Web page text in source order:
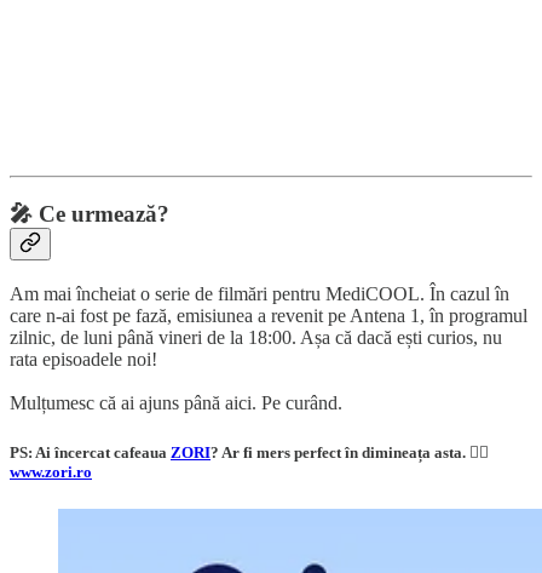
🎤 Ce urmează?
Am mai încheiat o serie de filmări pentru MediCOOL. În cazul în
care n-ai fost pe fază, emisiunea a revenit pe Antena 1, în programul
zilnic, de luni până vineri de la 18:00. Așa că dacă ești curios, nu
rata episoadele noi!
Mulțumesc că ai ajuns până aici. Pe curând.
PS: Ai încercat cafeaua ZORI? Ar fi mers perfect în dimineața asta. 👇🏼
www.zori.ro